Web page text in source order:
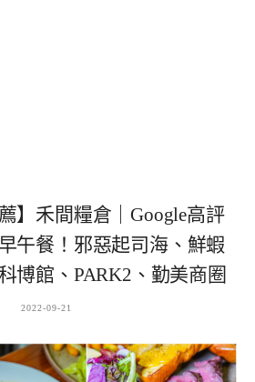
】禾間糧倉｜Google高評
午餐！邪惡起司海、鮮蝦
博館、PARK2、勤美商圈
2022-09-21